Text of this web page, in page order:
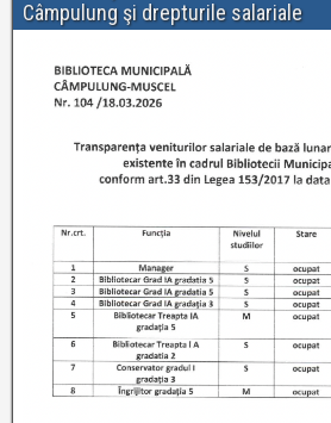
Câmpulung şi drepturile salariale